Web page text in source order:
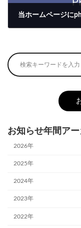
当ホームページに
お知らせ年間ア
2026年
2025年
2024年
2023年
2022年